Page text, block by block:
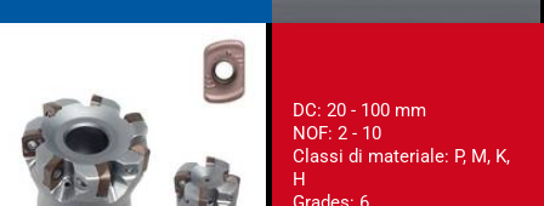
DC: 20 - 100 mm
NOF: 2 - 10
Classi di materiale: P, M, K,
H